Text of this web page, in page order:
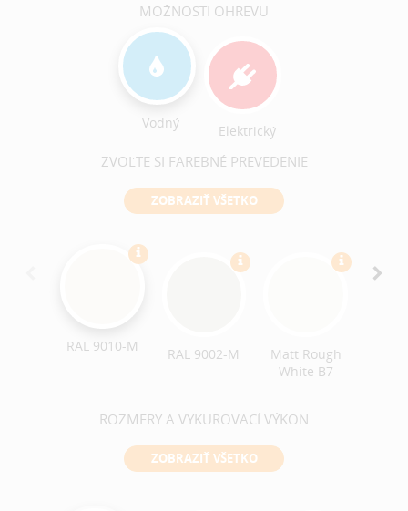
MOŽNOSTI OHREVU
Vodný Elektrický
ZVOĽTE SI FAREBNÉ PREVEDENIE
ZOBRAZIŤ VŠETKO
RAL 9010-M RAL 9002-M
Matt Rough
White B7
ROZMERY A VYKUROVACÍ VÝKON
ZOBRAZIŤ VŠETKO